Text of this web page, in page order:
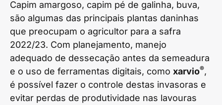
Capim amargoso, capim pé de galinha, buva,
são algumas das principais plantas daninhas
que preocupam o agricultor para a safra
2022/23. Com planejamento, manejo
adequado de dessecação antes da semeadura
e o uso de ferramentas digitais, como xarvio®,
é possível fazer o controle destas invasoras e
evitar perdas de produtividade nas lavouras